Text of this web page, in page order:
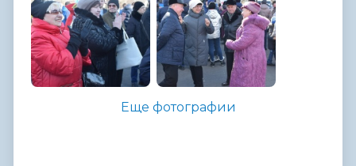
Еще фотографии